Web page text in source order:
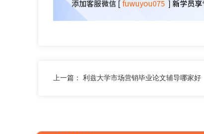
上一篇： 利兹大学市场营销毕业论文辅导哪家好